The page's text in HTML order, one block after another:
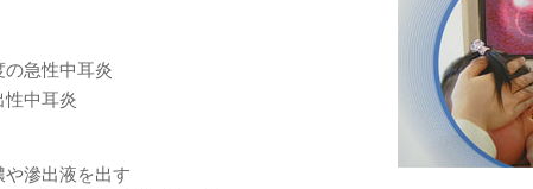
急性中耳炎
中耳炎
滲出液を出す